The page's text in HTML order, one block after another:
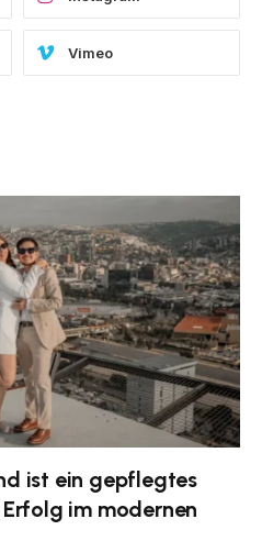
Vimeo
ist ein gepflegtes
im modernen